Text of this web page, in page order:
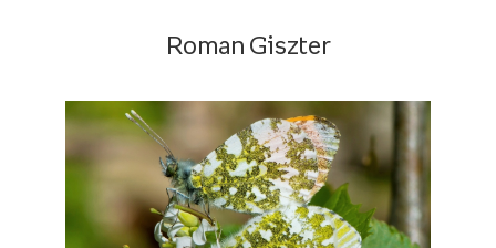
Roman Giszter